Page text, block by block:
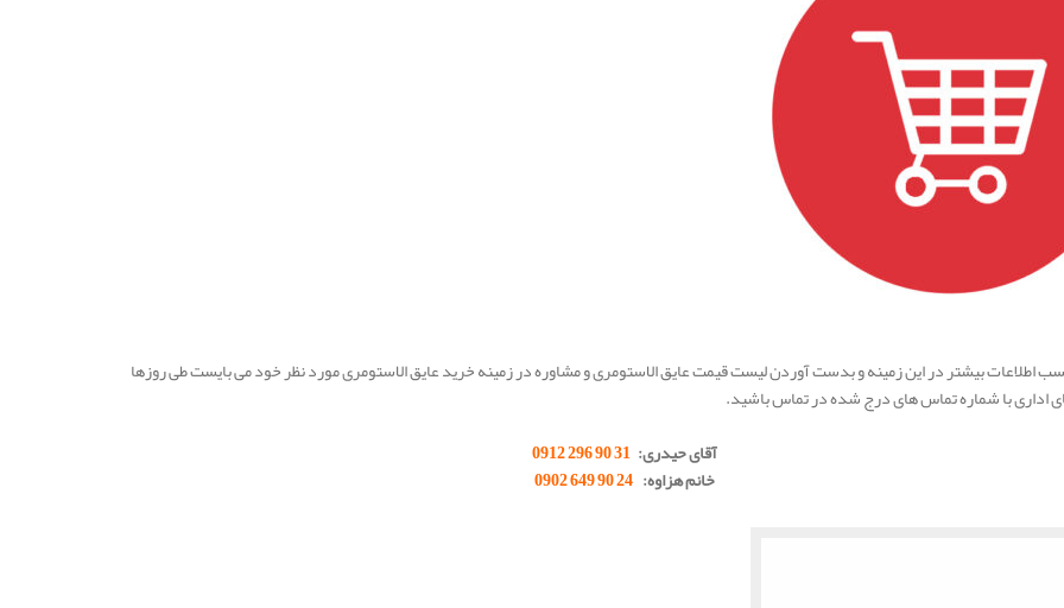
اطلاعات بیشتر در این زمینه و بدست آوردن لیست قیمت عایق الاستومری و مشاوره در زمینه خرید عایق الاستومری مورد نظر خود می بایست طی روزها
اداری با شماره تماس های درج شده در تماس باشید.
آقای حیدری: 31 90 296 0912
خانم هزاوه:24 90 649 0902